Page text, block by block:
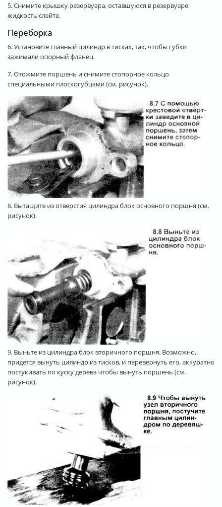
5. Снимите крышку резервуара, оставшуюся в резервуаре
жидкость слейте.
Переборка
6. Установите главный цилиндр в тисках, так, чтобы губки
зажимали опорный фланец.
7. Отожмите поршень и снимите стопорное кольцо
специальными плоскогубцами (см. рисунок).
8. Вытащите из отверстия цилиндра блок основного поршня (см.
рисунок).
9. Выньте из цилиндра блок вторичного поршня. Возможно,
придется вынуть цилиндр из тисков, и перевернуть его, аккуратно
постукивать по куску дерева чтобы вынуть поршень (см.
рисунок).